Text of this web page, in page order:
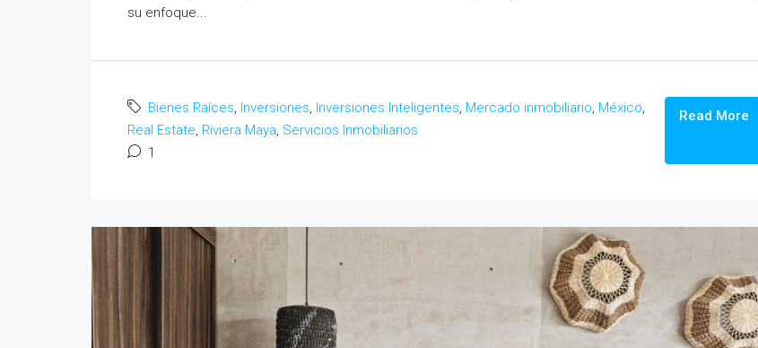
su enfoque...
Bienes Raíces, Inversiones, Inversiones Inteligentes, Mercado inmobiliario, México,
Real Estate, Riviera Maya, Servicios Inmobiliarios
1
Read More